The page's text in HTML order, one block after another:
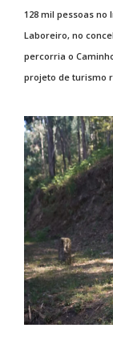
128 mil pessoas no
Laboreiro, no
percorria o
projeto de turismo